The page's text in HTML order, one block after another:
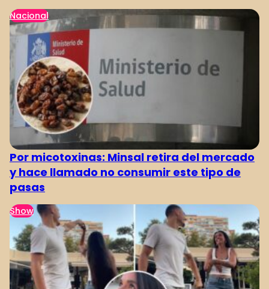
Nacional
Por micotoxinas: Minsal retira del mercado
y hace llamado no consumir este tipo de
pasas
Show